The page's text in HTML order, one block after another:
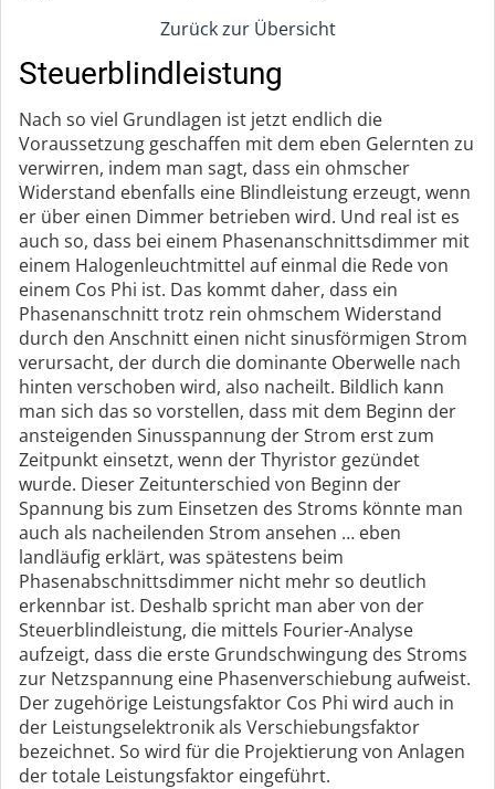
Zurück zur Übersicht
Steuerblindleistung
Nach so viel Grundlagen ist jetzt endlich die
Voraussetzung geschaffen mit dem eben Gelernten zu
verwirren, indem man sagt, dass ein ohmscher
Widerstand ebenfalls eine Blindleistung erzeugt, wenn
er über einen Dimmer betrieben wird. Und real ist es
auch so, dass bei einem Phasenanschnittsdimmer mit
einem Halogenleuchtmittel auf einmal die Rede von
einem Cos Phi ist. Das kommt daher, dass ein
Phasenanschnitt trotz rein ohmschem Widerstand
durch den Anschnitt einen nicht sinusförmigen Strom
verursacht, der durch die dominante Oberwelle nach
hinten verschoben wird, also nacheilt. Bildlich kann
man sich das so vorstellen, dass mit dem Beginn der
ansteigenden Sinusspannung der Strom erst zum
Zeitpunkt einsetzt, wenn der Thyristor gezündet
wurde. Dieser Zeitunterschied von Beginn der
Spannung bis zum Einsetzen des Stroms könnte man
auch als nacheilenden Strom ansehen … eben
landläufig erklärt, was spätestens beim
Phasenabschnittsdimmer nicht mehr so deutlich
erkennbar ist. Deshalb spricht man aber von der
Steuerblindleistung, die mittels Fourier-Analyse
aufzeigt, dass die erste Grundschwingung des Stroms
zur Netzspannung eine Phasenverschiebung aufweist.
Der zugehörige Leistungsfaktor Cos Phi wird auch in
der Leistungselektronik als Verschiebungsfaktor
bezeichnet. So wird für die Projektierung von Anlagen
der totale Leistungsfaktor eingeführt.